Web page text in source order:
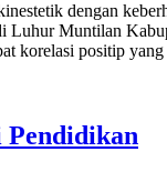
dengan
Luhur Muntilan
korelasi positip
Pendidikan